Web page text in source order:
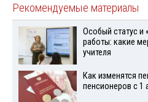
Рекомендуемые материалы
Особый статус и
работы: какие
учителя
Как изменятся
пенсионеров с 1